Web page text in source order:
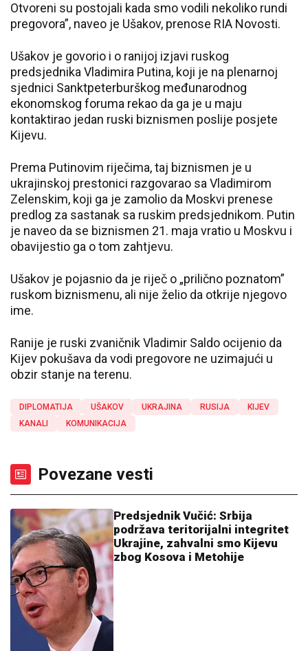
Otvoreni su postojali kada smo vodili nekoliko rundi
pregovora”, naveo je Ušakov, prenose RIA Novosti.
Ušakov je govorio i o ranijoj izjavi ruskog
predsjednika Vladimira Putina, koji je na plenarnoj
sjednici Sanktpeterburškog međunarodnog
ekonomskog foruma rekao da ga je u maju
kontaktirao jedan ruski biznismen poslije posjete
Kijevu.
Prema Putinovim riječima, taj biznismen je u
ukrajinskoj prestonici razgovarao sa Vladimirom
Zelenskim, koji ga je zamolio da Moskvi prenese
predlog za sastanak sa ruskim predsjednikom. Putin
je naveo da se biznismen 21. maja vratio u Moskvu i
obavijestio ga o tom zahtjevu.
Ušakov je pojasnio da je riječ o „prilično poznatom”
ruskom biznismenu, ali nije želio da otkrije njegovo
ime.
Ranije je ruski zvaničnik Vladimir Saldo ocijenio da
Kijev pokušava da vodi pregovore ne uzimajući u
obzir stanje na terenu.
DIPLOMATIJA UŠAKOV UKRAJINA RUSIJA
KIJEV
KANALI
KOMUNIKACIJA
Povezane vesti
Predsjednik Vučić: Srbija
podržava teritorijalni integritet
Ukrajine, zahvalni smo Kijevu
zbog Kosova i Metohije